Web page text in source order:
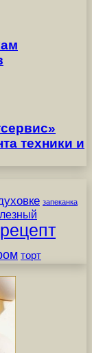
техники и
запеканка
рецепт
торт